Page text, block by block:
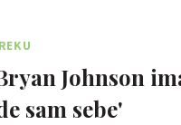
Johnson
sam sebe'